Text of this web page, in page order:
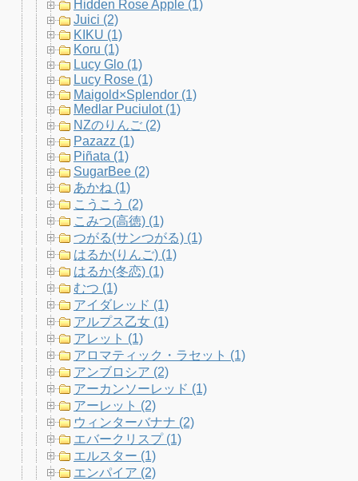
e
Hidden Rose Apple (1)
Juici (2)
KIKU (1)
Koru (1)
Lucy Glo (1)
Lucy Rose (1)
Maigold×Splendor (1)
Medlar Puciulot (1)
NZのりんご (2)
Pazazz (1)
Piñata (1)
SugarBee (2)
あかね (1)
こうこう (2)
こみつ(高徳) (1)
つがる(サンつがる) (1)
はるか(りんご) (1)
はるか(冬恋) (1)
むつ (1)
アイダレッド (1)
アルプス乙女 (1)
アレット (1)
アロマティック・ラセット (1)
アンブロシア (2)
アーカンソーレッド (1)
アーレット (2)
ウィンターバナナ (2)
エバークリスプ (1)
エルスター (1)
エンパイア (2)